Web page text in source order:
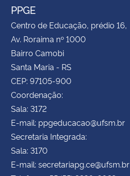
PPGE
Centro de Educação, prédio 16,
Av. Roraima nº 1000
Bairro Camobi
Santa Maria - RS
CEP: 97105-900
Coordenação:
Sala: 3172
E-mail: ppgeducacao@ufsm.br
Secretaria Integrada:
Sala: 3170
E-mail: secretariapg.ce@ufsm.br